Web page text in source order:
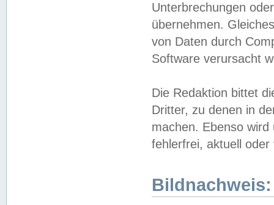
Unterbrechungen
übernehmen.
von Daten durch
Software verursacht
Die Redaktion bittet
Dritter, zu denen in
machen. Ebenso
fehlerfrei, aktuell oder
Bildnachweis: